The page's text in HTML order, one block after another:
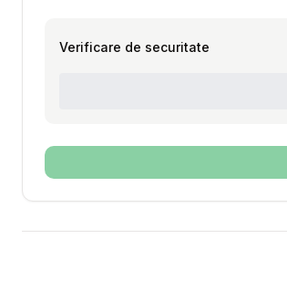
Verificare de securitate